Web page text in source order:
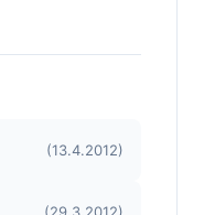
(13.4.2012)